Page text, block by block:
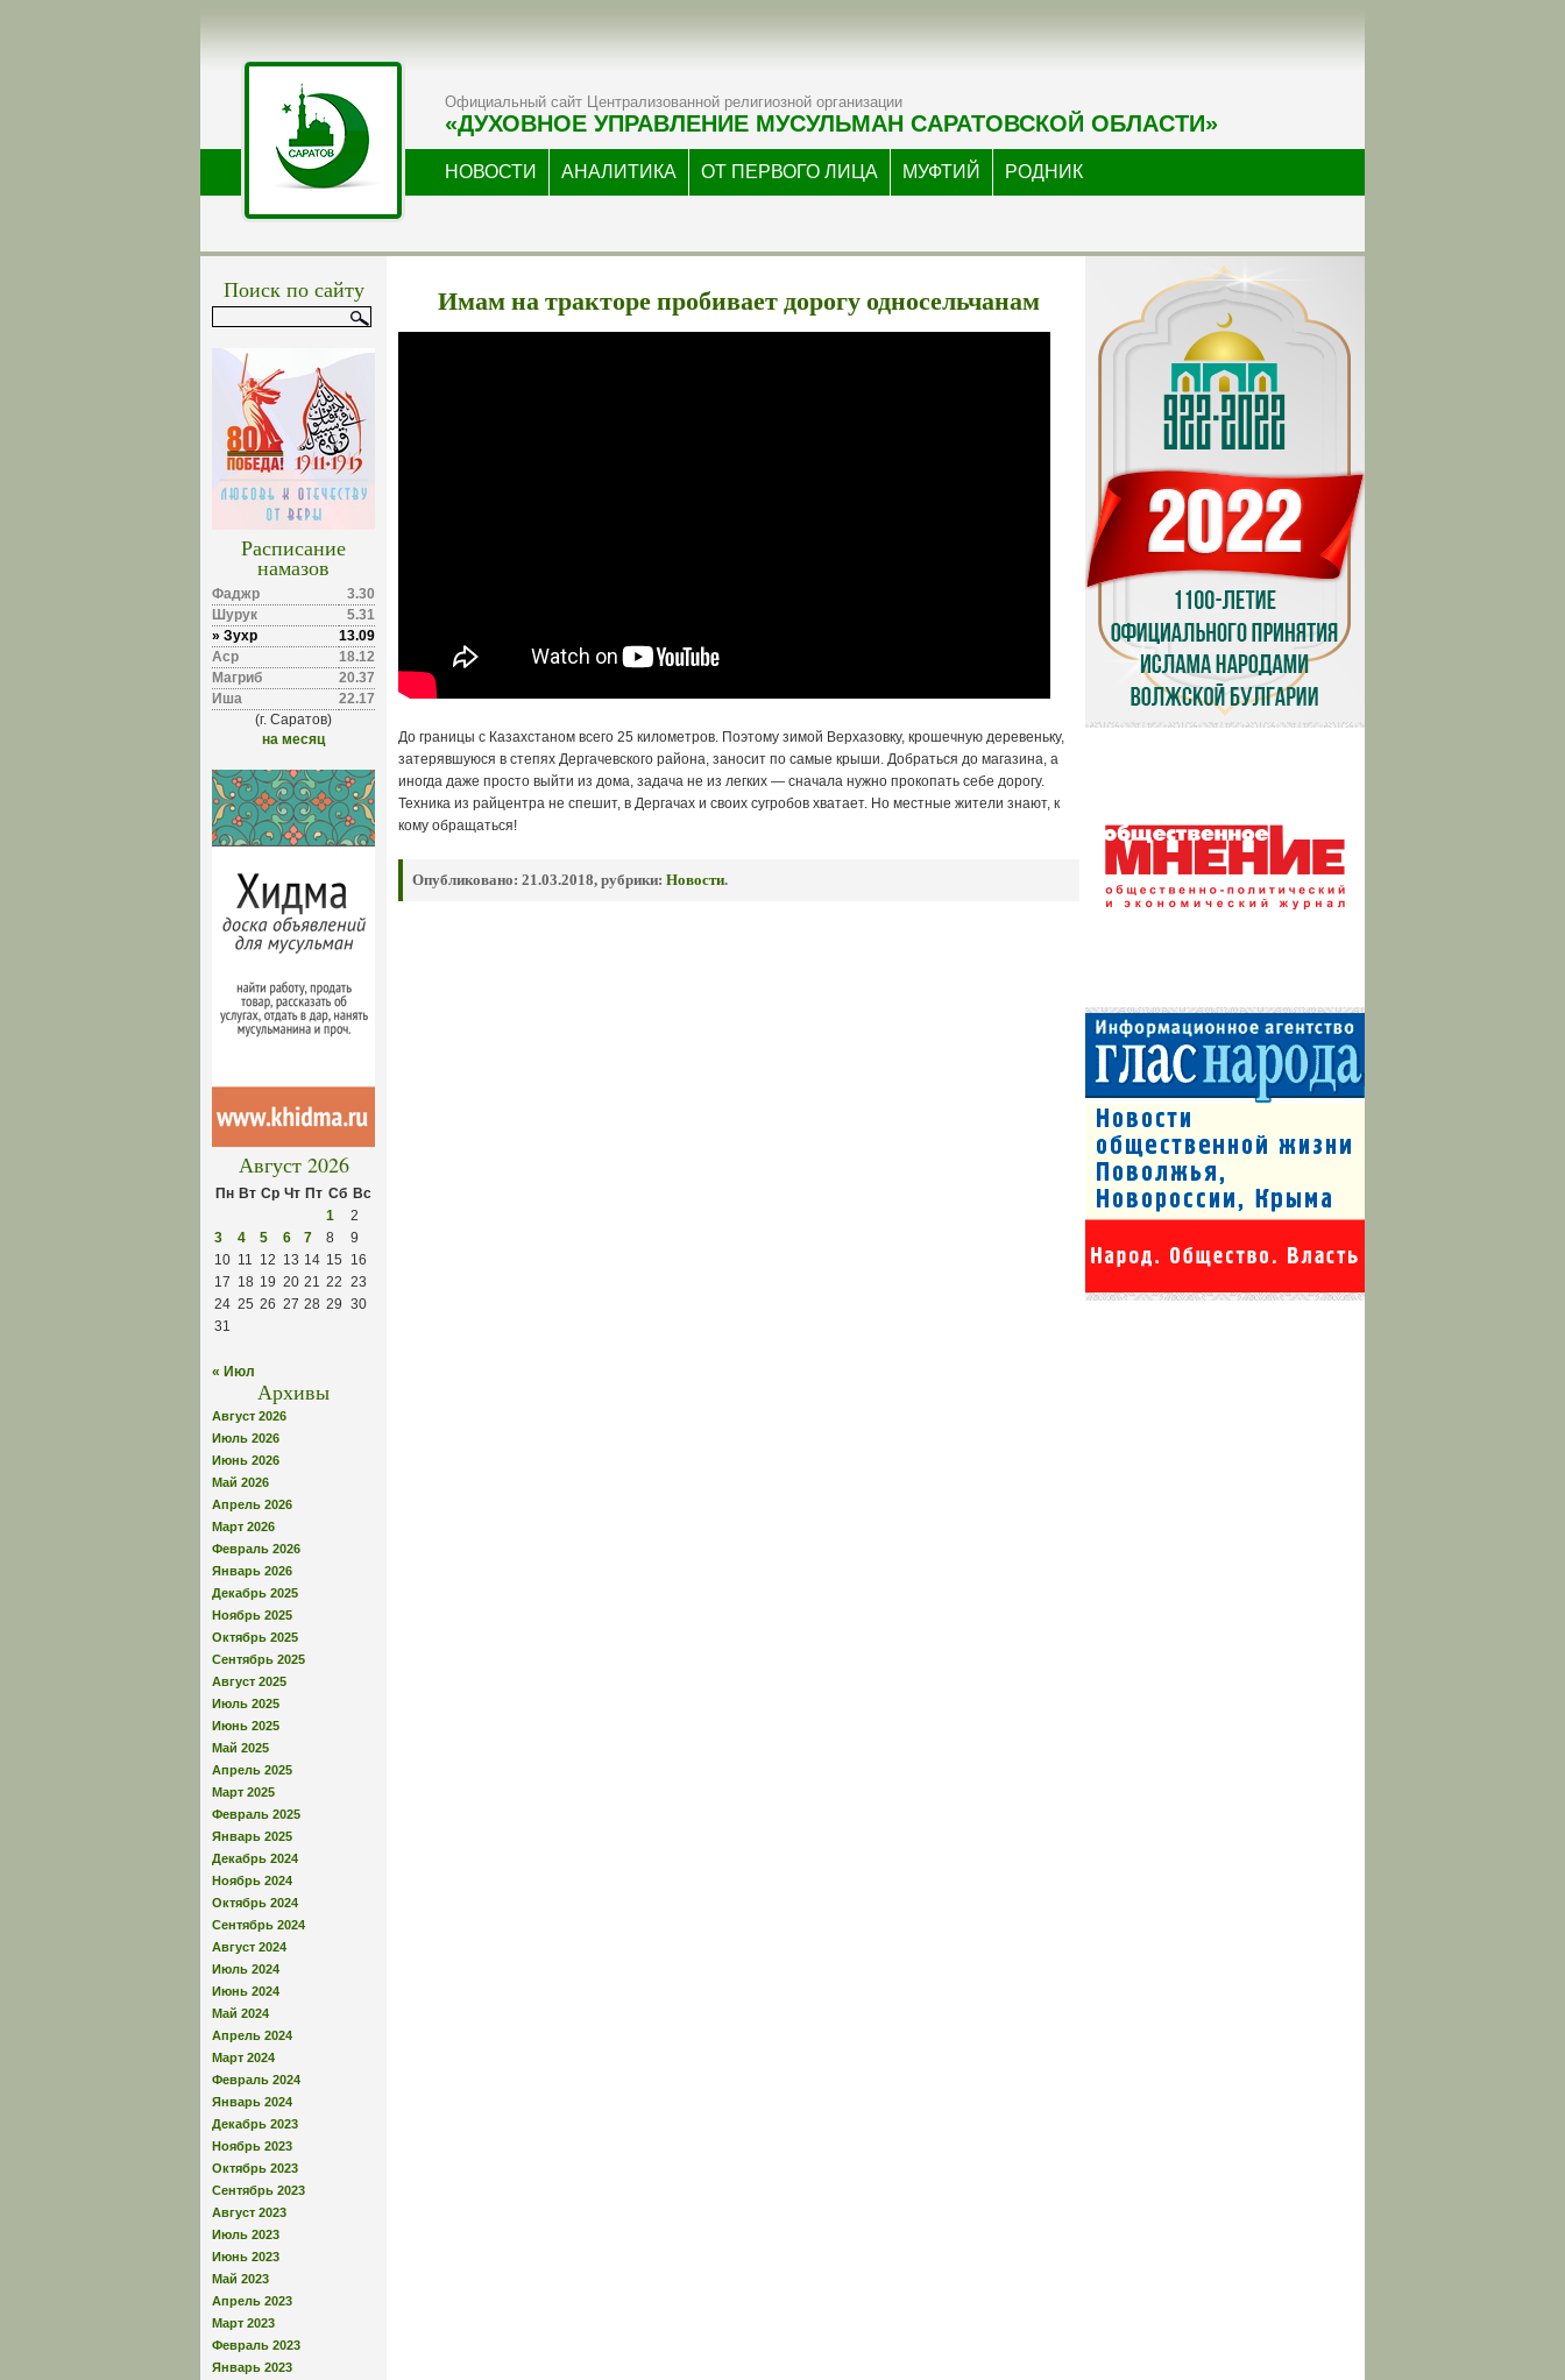
Официальный сайт Централизованной религиозной организации
«ДУХОВНОЕ УПРАВЛЕНИЕ МУСУЛЬМАН САРАТОВСКОЙ ОБЛАСТИ»
НОВОСТИ АНАЛИТИКА ОТ ПЕРВОГО ЛИЦА МУФТИЙ РОДНИК
Поиск по сайту
Расписание
намазов
Фаджр
3.30
Шурук
5.31
» Зухр
13.09
Аср
18.12
Магриб
20.37
Иша
22.17
(г. Саратов)
на месяц
Август 2026
Пн Вт Ср Чт Пт Сб Вс
1
2
3
4 5 6 7 8
9
10 11 12 13 14 15
16
17 18 19 20 21 22 23
24 25 26 27 28 29 30
31
« Июл
Архивы
Август 2026
Июль 2026
Июнь 2026
Май 2026
Апрель 2026
Март 2026
Февраль 2026
Январь 2026
Декабрь 2025
Ноябрь 2025
Октябрь 2025
Сентябрь 2025
Август 2025
Июль 2025
Июнь 2025
Май 2025
Апрель 2025
Март 2025
Февраль 2025
Январь 2025
Декабрь 2024
Ноябрь 2024
Октябрь 2024
Сентябрь 2024
Август 2024
Июль 2024
Июнь 2024
Май 2024
Апрель 2024
Март 2024
Февраль 2024
Январь 2024
Декабрь 2023
Ноябрь 2023
Октябрь 2023
Сентябрь 2023
Август 2023
Июль 2023
Июнь 2023
Май 2023
Апрель 2023
Март 2023
Февраль 2023
Январь 2023
Имам на тракторе пробивает дорогу односельчанам
До границы с Казахстаном всего 25 километров. Поэтому зимой Верхазовку, крошечную деревеньку,
затерявшуюся в степях Дергачевского района, заносит по самые крыши. Добраться до магазина, а
иногда даже просто выйти из дома, задача не из легких — сначала нужно прокопать себе дорогу.
Техника из райцентра не спешит, в Дергачах и своих сугробов хватает. Но местные жители знают, к
кому обращаться!
Опубликовано: 21.03.2018, рубрики: Новости.